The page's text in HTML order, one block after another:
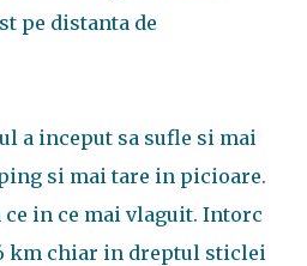
pe distanta de
a inceput sa sufle si mai
si mai tare in picioare.
in ce mai vlaguit. Intorc
km chiar in dreptul sticlei